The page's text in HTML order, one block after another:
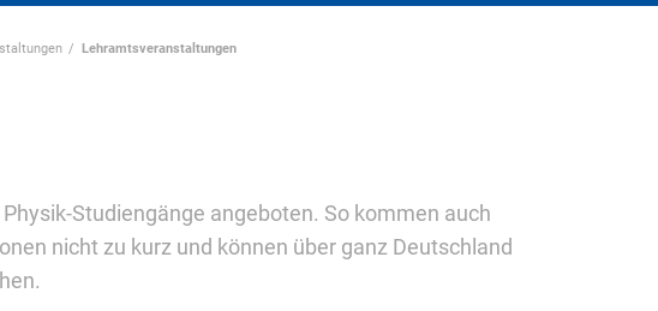
Lehramtsveranstaltungen
Studiengänge angeboten. So kommen auch
nicht zu kurz und können über ganz Deutschland